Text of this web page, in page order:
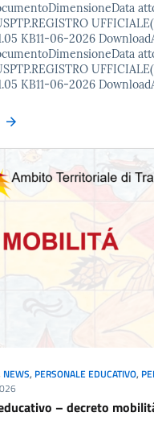
KB11-06-2026
KB11-06-2026
NEWS, PERSONALE EDUCATIVO,
– decreto